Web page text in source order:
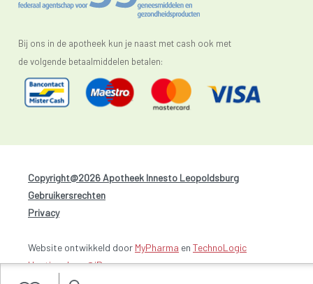
Bij ons in de apotheek kun je naast met cash ook met
de volgende betaalmiddelen betalen:
Copyright@2026 Apotheek Innesto Leopoldsburg
Gebruikersrechten
Privacy
Website ontwikkeld door MyPharma en TechnoLogic
Hosting door @iPower